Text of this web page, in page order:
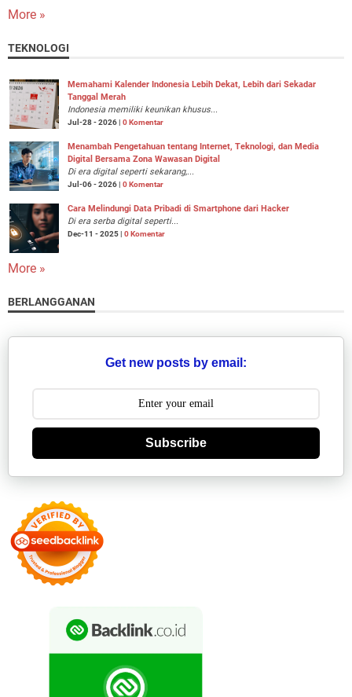
More »
TEKNOLOGI
Memahami Kalender Indonesia Lebih Dekat, Lebih dari Sekadar
Tanggal Merah
Indonesia memiliki keunikan khusus...
Jul-28 - 2026 | 0 Komentar
Menambah Pengetahuan tentang Internet, Teknologi, dan Media
Digital Bersama Zona Wawasan Digital
Di era digital seperti sekarang,...
Jul-06 - 2026 | 0 Komentar
Cara Melindungi Data Pribadi di Smartphone dari Hacker
Di era serba digital seperti...
Dec-11 - 2025 | 0 Komentar
More »
BERLANGGANAN
Get new posts by email:
Subscribe